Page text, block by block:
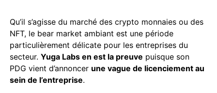
Qu’il s’agisse du marché des crypto monnaies ou des
NFT, le bear market ambiant est une période
particulièrement délicate pour les entreprises du
secteur. Yuga Labs en est la preuve puisque son
PDG vient d’annoncer une vague de licenciement au
sein de l’entreprise.